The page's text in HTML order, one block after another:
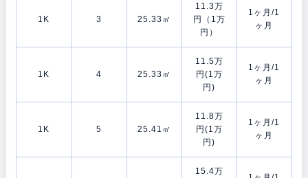
1K 3 25.33㎡
11.3万
円（1万
円）
1ヶ月/1
ヶ月
1K 4 25.33㎡
11.5万
円(1万
円)
1ヶ月/1
ヶ月
1K 5 25.41㎡
11.8万
円(1万
円)
1ヶ月/1
ヶ月
15.4万